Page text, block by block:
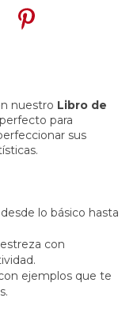
nuestro Libro de
para
sus
lo básico hasta
con
ejemplos que te